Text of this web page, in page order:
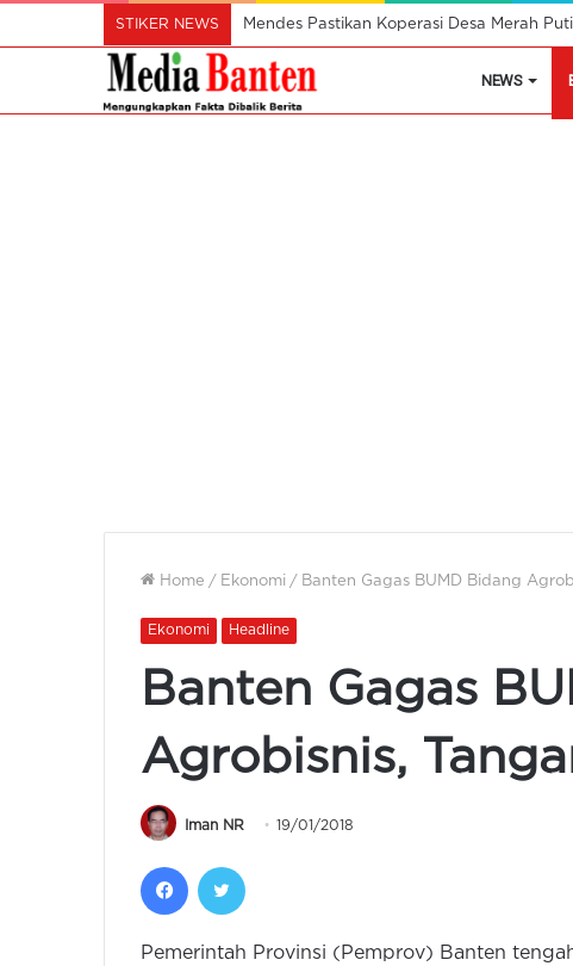
STIKER NEWS Mendes Pastikan Koperasi Desa Merah
NEWS
Home / Ekonomi / Banten Gagas BUMD Bidang
Ekonomi Headline
Banten Gagas
Agrobisnis,
Iman NR 19/01/2018
Facebook
Pemerintah Provinsi (Pemprov) Banten